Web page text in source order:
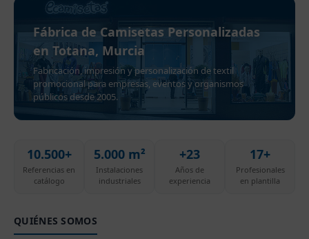
Fábrica de Camisetas Personalizadas
en Totana, Murcia
Fabricación, impresión y personalización de textil
promocional para empresas, eventos y organismos
públicos desde 2005.
10.500+
Referencias en
catálogo
5.000 m²
Instalaciones
industriales
+23
Años de
experiencia
17+
Profesionales
en plantilla
QUIÉNES SOMOS